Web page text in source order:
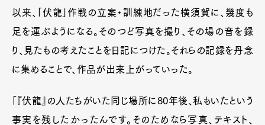
以来、「伏龍」作戦の立案・訓練地だった横須賀に、幾度も
足を運ぶようになる。そのつど写真を撮り、その場の音を録
り、見たもの考えたことを日記につけた。それらの記録を丹念
に集めることで、作品が出来上がっていった。
「『伏龍』の人たちがいた同じ場所に80年後、私もいたという
事実を残したかったんです。そのためなら写真、テキスト、